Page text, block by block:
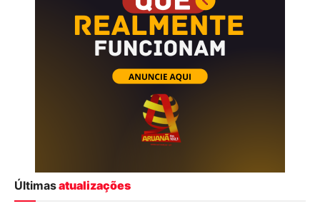
Últimasatualizações